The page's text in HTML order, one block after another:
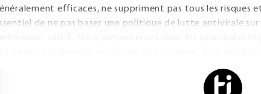
efficaces, ne suppriment pas tous les risques
de ne pas baser une politique de lutte antivirale sur